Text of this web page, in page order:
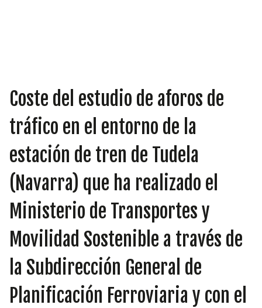
INICIATIVAS
TEMÁTICAS
Coste del estudio de aforos de
tráfico en el entorno de la
estación de tren de Tudela
(Navarra) que ha realizado el
Ministerio de Transportes y
Movilidad Sostenible a través de
la Subdirección General de
Planificación Ferroviaria y con el